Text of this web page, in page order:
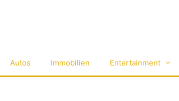
Autos Immobilien Entertainment